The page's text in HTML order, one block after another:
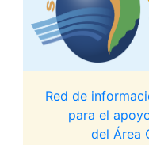
Red de
para el
del Área